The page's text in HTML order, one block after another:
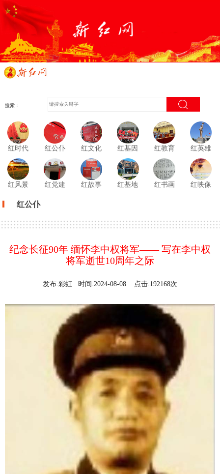
搜索：
红时代 红公仆 红文化 红基因 红教育 红英雄
红风景 红党建 红故事 红基地 红书画 红映像
红公仆
纪念长征90年 缅怀李中权将军—— 写在李中权
将军逝世10周年之际
发布:彩虹 时间:2024-08-08 点击:192168次